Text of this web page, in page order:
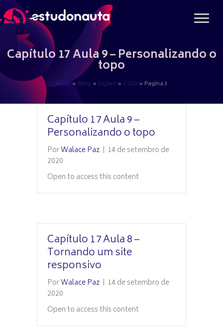
para
conteúdo
Capítulo 17 Aula 9 – Personalizando o
topo
Início Blog Lições CSS3 Pagina 3
Capítulo 17 Aula 9 –
Personalizando o topo
PorWalace Paz | 14 de setembro de
2020
Open to access this content
Capítulo 17 Aula 8 –
Tornando um site
responsivo
PorWalace Paz | 14 de setembro de
2020
Open to access this content